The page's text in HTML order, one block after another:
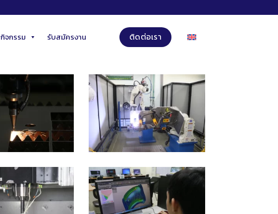
กิจกรรม รับสมัครงาน ติดต่อเรา